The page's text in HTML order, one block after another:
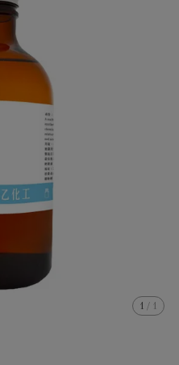
1 / 1